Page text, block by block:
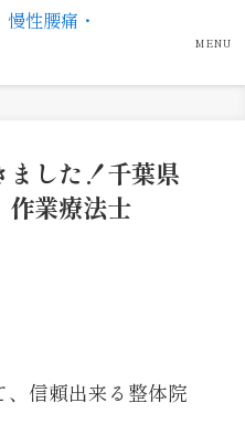
MENU
ました！千葉県
業療法士
、信頼出来る整体院